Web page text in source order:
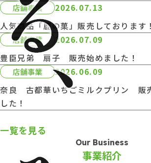
店舗事業
2026.07.13
人気商品「鹿の菓」販売しております！
店舗事業
2026.07.09
豊臣兄弟 扇子 販売始めました！
店舗事業
2026.06.09
奈良 古都華いちごミルクプリン 販
した！
一覧を見る
Our Business
事業紹介